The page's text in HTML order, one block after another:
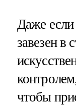
Даже
завезен в
чтобы